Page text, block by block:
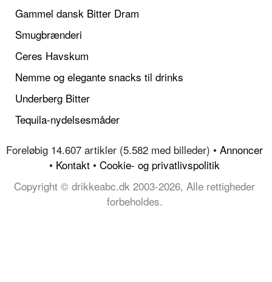
Gammel dansk Bitter Dram
Smugbrænderi
Ceres Havskum
Nemme og elegante snacks til drinks
Underberg Bitter
Tequila-nydelsesmåder
Foreløbig 14.607 artikler (5.582 med billeder) • Annoncer
• Kontakt • Cookie- og privatlivspolitik
Copyright © drikkeabc.dk 2003-2026, Alle rettigheder
forbeholdes.